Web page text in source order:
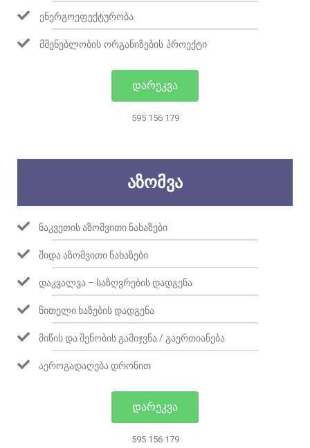
ᲔᲜᲔᲠᲒᲝᲔᲤᲔᲥᲢᲣᲠᲝᲑᲐ
ᲛᲨᲔᲜᲔᲑᲚᲝᲑᲘᲡ ᲝᲠᲒᲐᲜᲘᲖᲔᲑᲘᲡ ᲞᲠᲝᲔᲥᲢᲘ
ᲓᲐᲠᲔᲙᲕᲐ
595 156 179
ᲐᲖᲝᲛᲕᲐ
ᲜᲐᲙᲕᲔᲗᲘᲡ ᲐᲖᲝᲛᲕᲘᲗᲘ ᲜᲐᲮᲐᲖᲔᲑᲘ
ᲨᲘᲓᲐ ᲐᲖᲝᲛᲕᲘᲗᲘ ᲜᲐᲮᲐᲖᲔᲑᲘ
ᲓᲐᲙᲕᲐᲚᲕᲐ – ᲡᲐᲖᲦᲕᲠᲔᲑᲘᲡ ᲓᲐᲓᲒᲔᲜᲐ
ᲬᲘᲗᲔᲚᲘ ᲮᲐᲖᲔᲑᲘᲡ ᲓᲐᲓᲒᲔᲜᲐ
ᲛᲘᲬᲘᲡ ᲓᲐ ᲨᲔᲜᲝᲑᲘᲡ ᲒᲐᲛᲘᲯᲕᲜᲐ / ᲒᲐᲔᲠᲗᲘᲐᲜᲔᲑᲐ
ᲐᲔᲠᲝᲒᲐᲓᲐᲦᲔᲑᲐ ᲓᲠᲝᲜᲘᲗ
ᲓᲐᲠᲔᲙᲕᲐ
595 156 179